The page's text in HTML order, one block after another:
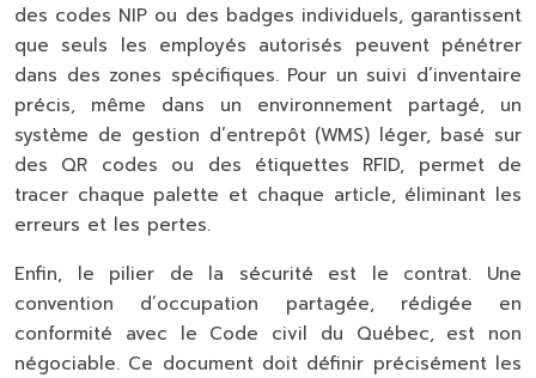
des codes NIP ou des badges individuels, garantissent
que seuls les employés autorisés peuvent pénétrer
dans des zones spécifiques. Pour un suivi d’inventaire
précis, même dans un environnement partagé, un
système de gestion d’entrepôt (WMS) léger, basé sur
des QR codes ou des étiquettes RFID, permet de
tracer chaque palette et chaque article, éliminant les
erreurs et les pertes.
Enfin, le pilier de la sécurité est le contrat. Une
convention d’occupation partagée, rédigée en
conformité avec le Code civil du Québec, est non
négociable. Ce document doit définir précisément les